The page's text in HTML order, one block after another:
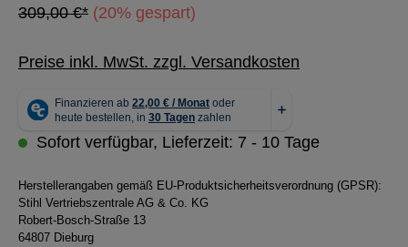
309,00 €* (20% gespart)
Preise inkl. MwSt. zzgl. Versandkosten
Sofort verfügbar, Lieferzeit: 7 - 10 Tage
Herstellerangaben gemäß EU-Produktsicherheitsverordnung (GPSR):
Stihl Vertriebszentrale AG & Co. KG
Robert-Bosch-Straße 13
64807 Dieburg